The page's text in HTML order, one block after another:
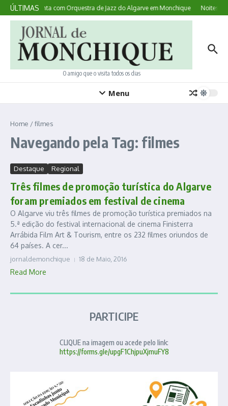
Ir para o conteúdo
ÚLTIMAScanta com Orquestra de Jazz do Algarve em Monchique Noites
O amigo que o visita todos os dias
Menu
Home /filmes
Navegando pela Tag: filmes
Destaque Regional
Três filmes de promoção turística do Algarve
foram premiados em festival de cinema
O Algarve viu três filmes de promoção turística premiados na
5.ª edição do festival internacional de cinema Finisterra
Arrábida Film Art & Tourism, entre os 232 filmes oriundos de
64 países. A cer...
jornaldemonchique 18 de Maio, 2016
Read More
PARTICIPE
CLIQUE na imagem ou acede pelo link:
https://forms.gle/upgF1ChjpuXjmuFY8